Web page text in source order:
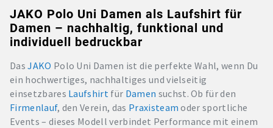
JAKO Polo Uni Damen als Laufshirt für
Damen – nachhaltig, funktional und
individuell bedruckbar
DasJAKO Polo Uni Damen ist die perfekte Wahl, wenn Du
ein hochwertiges, nachhaltiges und vielseitig
einsetzbares Laufshirt für Damen suchst. Ob für den
Firmenlauf, den Verein, das Praxisteam oder sportliche
Events – dieses Modell verbindet Performance mit einem